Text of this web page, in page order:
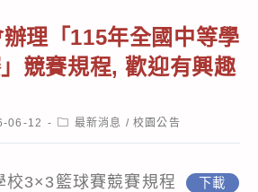
理「115年全國中等學
競賽規程, 歡迎有興趣
06-12
Post最新消息 / 校園公告
校3×3籃球賽競賽規程 下載